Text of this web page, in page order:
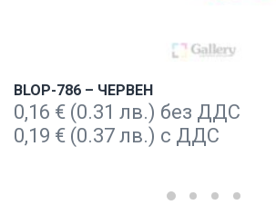
BLOP-786 – ЧЕРВЕН
0,16 € (0.31 лв.) без ДДС
0,19 € (0.37 лв.) с ДДС